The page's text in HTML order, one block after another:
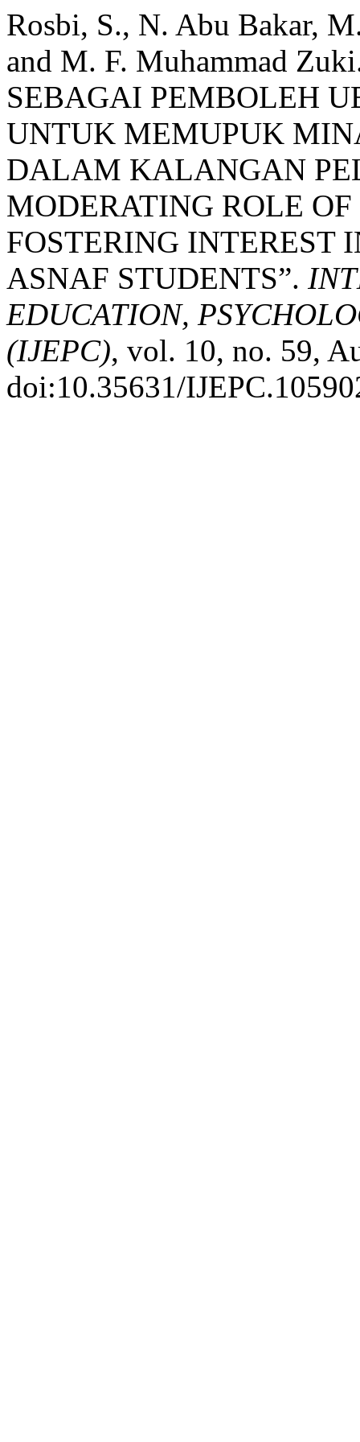
Rosbi, S., N. Abu Bakar,
and M. F. Muhammad
SEBAGAI PEMBOLEH
UNTUK MEMUPUK
DALAM KALANGAN
MODERATING ROLE
FOSTERING INTEREST
ASNAF STUDENTS”.
EDUCATION,
(IJEPC), vol. 10, no. 59,
doi:10.35631/